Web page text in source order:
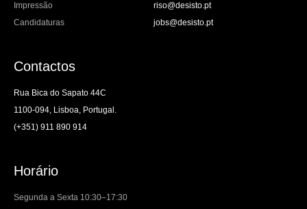
Impressão
riso@desisto.pt
Candidaturas
jobs@desisto.pt
Contactos
Rua Bica do Sapato 44C
1100-094, Lisboa, Portugal.
(+351) 911 890 914
Horário
Segunda a Sexta 10:30–17:30